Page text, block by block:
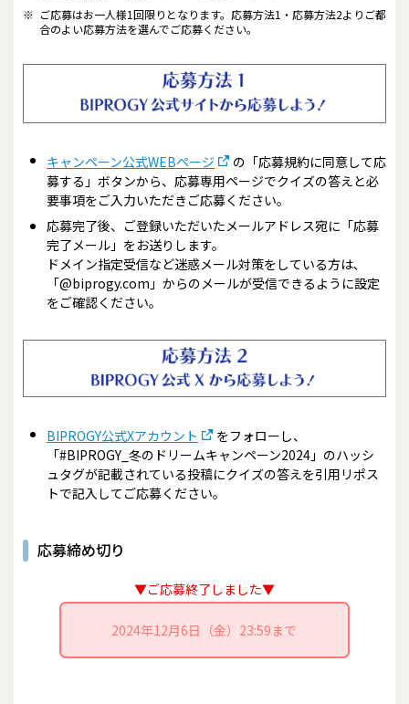
※ ご応募はお一人様1回限りとなります。応募方法1・応募方法2よりご都
合のよい応募方法を選んでご応募ください。
キャンペーン公式WEBページ
の「応募規約に同意して応
募する」ボタンから、応募専用ページでクイズの答えと必
要事項をご入力いただきご応募ください。
応募完了後、ご登録いただいたメールアドレス宛に「応募
完了メール」をお送りします。
ドメイン指定受信など迷惑メール対策をしている方は､
「@biprogy.com」からのメールが受信できるように設定
をご確認ください。
BIPROGY公式Xアカウント
をフォローし、
「#BIPROGY_冬のドリームキャンペーン2024」のハッシ
ュタグが記載されている投稿にクイズの答えを引用リポス
トで記入してご応募ください。
応募締め切り
▼ご応募終了しました▼
2024年12月6日（金）23:59まで